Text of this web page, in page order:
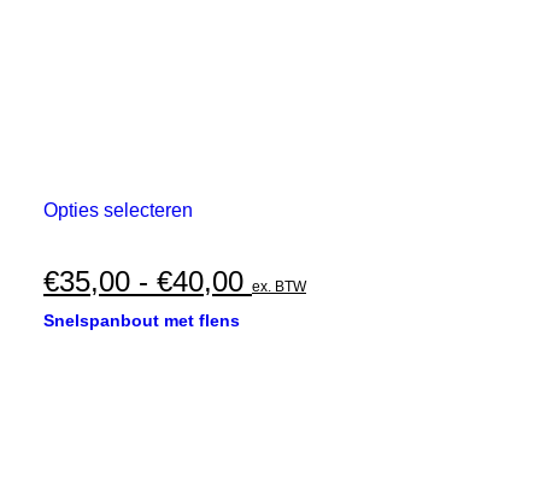
Opties selecteren
meerdere
variaties.
Deze
€35,00 - €40,00Prijsklasse:
ex. BTW
Snelspanbout met flens